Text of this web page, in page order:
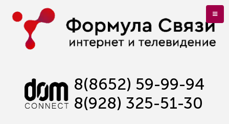
8(8652) 59-99-94
8(928) 325-51-30